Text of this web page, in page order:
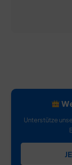
Unterstütze